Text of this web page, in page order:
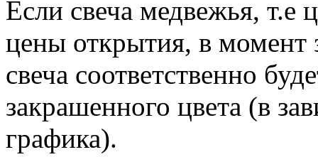
Если свеча медвежья, т.е
цены открытия, в момент
свеча соответственно
закрашенного цвета (в
графика).